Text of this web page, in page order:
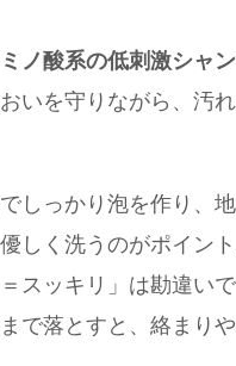
ノ酸系の低刺激シャ
いを守りながら、汚
しっかり泡を作り、
しく洗うのがポイント
スッキリ」は勘違いで
で落とすと、絡まり